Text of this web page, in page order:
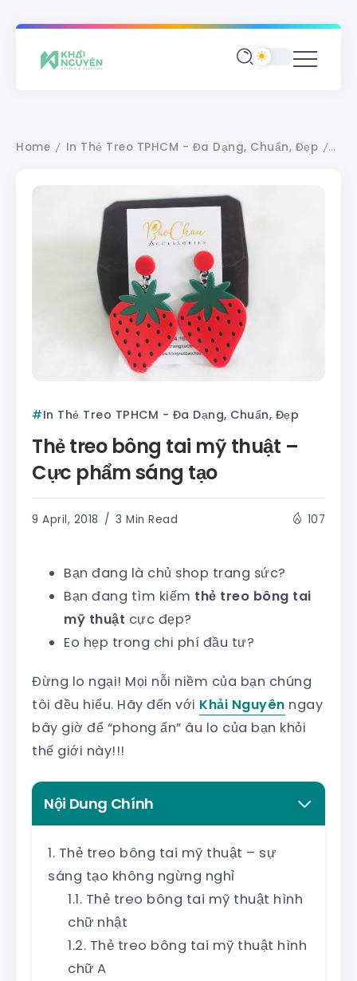
Home / In Thẻ Treo TPHCM - Đa Dạng, Chuẩn, Đẹp /
In Thẻ Treo TPHCM - Đa Dạng, Chuẩn, Đẹp
Thẻ treo bông tai mỹ thuật –
Cực phẩm sáng tạo
9 April, 2018 3 Min Read 107
Bạn đang là chủ shop trang sức?
Bạn đang tìm kiếm thẻ treo bông tai
mỹ thuật cực đẹp?
Eo hẹp trong chi phí đầu tư?
Đừng lo ngại! Mọi nỗi niềm của bạn chúng
tôi đều hiểu. Hãy đến với Khải Nguyên ngay
bây giờ để “phong ấn” âu lo của bạn khỏi
thế giới này!!!
Nội Dung Chính
Thẻ treo bông tai mỹ thuật – sự
sáng tạo không ngừng nghỉ
Thẻ treo bông tai mỹ thuật hình
chữ nhật
Thẻ treo bông tai mỹ thuật hình
chữ A